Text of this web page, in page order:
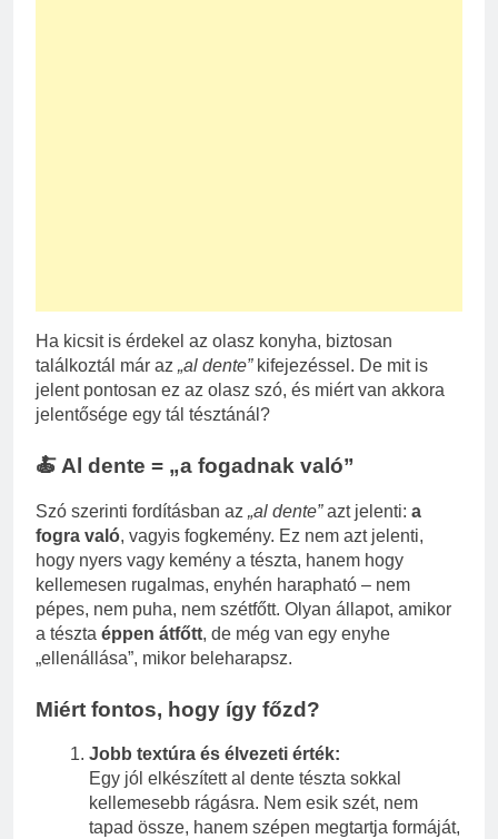
Ha kicsit is érdekel az olasz konyha, biztosan
találkoztál már az „al dente”kifejezéssel. De mit is
jelent pontosan ez az olasz szó, és miért van akkora
jelentősége egy tál tésztánál?
🍝 Al dente = „a fogadnak való”
Szó szerinti fordításban az „al dente”azt jelenti: a
fogra való, vagyis fogkemény. Ez nem azt jelenti,
hogy nyers vagy kemény a tészta, hanem hogy
kellemesen rugalmas, enyhén harapható – nem
pépes, nem puha, nem szétfőtt. Olyan állapot, amikor
a tészta éppen átfőtt, de még van egy enyhe
„ellenállása”, mikor beleharapsz.
Miért fontos, hogy így főzd?
Jobb textúra és élvezeti érték:
Egy jól elkészített al dente tészta sokkal
kellemesebb rágásra. Nem esik szét, nem
tapad össze, hanem szépen megtartja formáját,